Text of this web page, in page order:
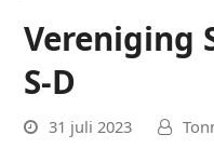
Vereniging
S-D
31 juli 2023